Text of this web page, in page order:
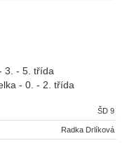
3. - 5. třída
- 0. - 2. třída
ŠD 9
Radka Drlíková